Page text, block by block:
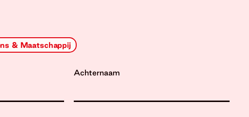
& Maatschappij
Achternaam